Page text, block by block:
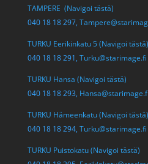
TAMPERE (Navigoi tästä)
040 18 18 297,
TURKU Eerikinkatu 5 (Navigoi tästä)
040 18 18 291, Turku@starimage.fi
TURKU Hansa (Navigoi tästä)
040 18 18 293, Hansa@starimage.fi
TURKU Hämeenkatu (Navigoi tästä)
040 18 18 294, Turku@starimage.fi
TURKU Puistokatu (Navigoi tästä)